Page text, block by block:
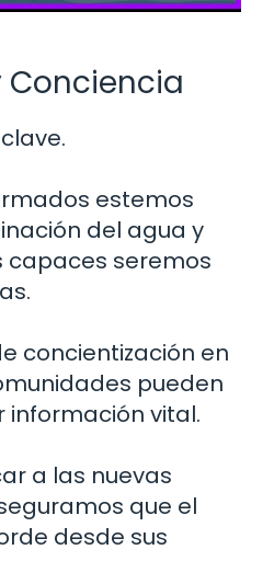
Conciencia
estemos
del agua y
capaces seremos
concientización en
pueden
información vital.
a las nuevas
que el
desde sus